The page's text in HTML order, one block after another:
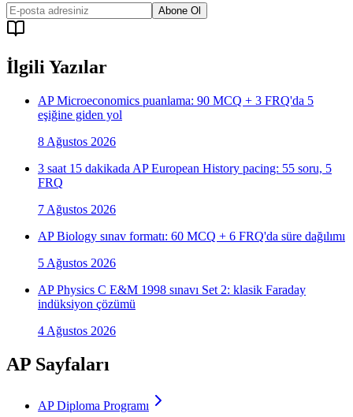
Abone Ol
İlgili Yazılar
AP Microeconomics puanlama: 90 MCQ + 3 FRQ'da 5
eşiğine giden yol
8 Ağustos 2026
3 saat 15 dakikada AP European History pacing: 55 soru, 5
FRQ
7 Ağustos 2026
AP Biology sınav formatı: 60 MCQ + 6 FRQ'da süre dağılımı
5 Ağustos 2026
AP Physics C E&M 1998 sınavı Set 2: klasik Faraday
indüksiyon çözümü
4 Ağustos 2026
AP Sayfaları
AP Diploma Programı